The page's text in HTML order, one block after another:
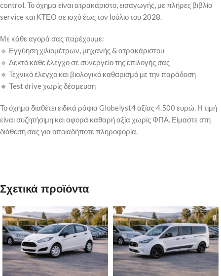
control. Το όχημα είναι ατρακάριστο, εισαγωγής, με πλήρες βιβλίο
service και ΚΤΕΟ σε ισχύ έως τον Ιούλιο του 2028.
Με κάθε αγορά σας παρέχουμε:
🔹 Εγγύηση χιλιομέτρων, μηχανής & ατρακάριστου
🔹 Δεκτό κάθε έλεγχο σε συνεργείο της επιλογής σας
🔹 Τεχνικό έλεγχο και βιολογικό καθαρισμό με την παράδοση
🔹 Test drive χωρίς δέσμευση
Το όχημα διαθέτει ειδικά ράφια Globelyst4 αξίας 4.500 ευρώ. Η τιμή
είναι συζητήσιμη και αφορά καθαρή αξία χωρίς ΦΠΑ. Είμαστε στη
διάθεσή σας για οποιαδήποτε πληροφορία.
Σχετικά προϊόντα